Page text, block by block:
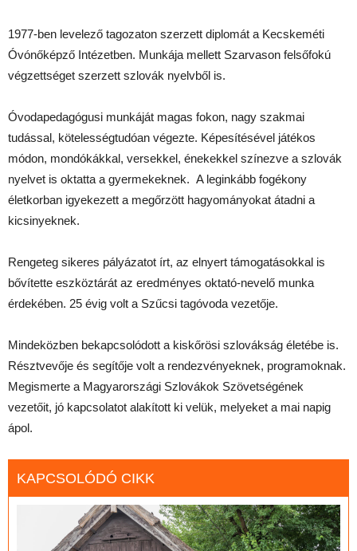
1977-ben levelező tagozaton szerzett diplomát a Kecskeméti
Óvónőképző Intézetben. Munkája mellett Szarvason felsőfokú
végzettséget szerzett szlovák nyelvből is.
Óvodapedagógusi munkáját magas fokon, nagy szakmai
tudással, kötelességtudóan végezte. Képesítésével játékos
módon, mondókákkal, versekkel, énekekkel színezve a szlovák
nyelvet is oktatta a gyermekeknek. A leginkább fogékony
életkorban igyekezett a megőrzött hagyományokat átadni a
kicsinyeknek.
Rengeteg sikeres pályázatot írt, az elnyert támogatásokkal is
bővítette eszköztárát az eredményes oktató-nevelő munka
érdekében. 25 évig volt a Szűcsi tagóvoda vezetője.
Mindeközben bekapcsolódott a kiskőrösi szlovákság életébe is.
Résztvevője és segítője volt a rendezvényeknek, programoknak.
Megismerte a Magyarországi Szlovákok Szövetségének
vezetőit, jó kapcsolatot alakított ki velük, melyeket a mai napig
ápol.
KAPCSOLÓDÓ CIKK